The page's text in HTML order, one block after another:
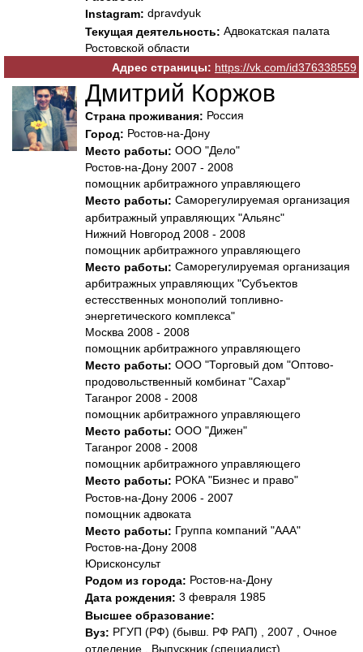
Instagram: dpravdyuk
Текущая деятельность: Адвокатская палата
Ростовской области
Адрес страницы: https://vk.com/id376338559
Дмитрий Коржов
Страна проживания: Россия
Город: Ростов-на-Дону
Место работы: ООО "Дело"
Ростов-на-Дону 2007 - 2008
помощник арбитражного управляющего
Место работы: Саморегулируемая организация
арбитражный управляющих "Альянс"
Нижний Новгород 2008 - 2008
помощник арбитражного управляющего
Место работы: Саморегулируемая организация
арбитражных управляющих "Субъектов
естесственных монополий топливно-
энергетического комплекса"
Москва 2008 - 2008
помощник арбитражного управляющего
Место работы: ООО "Торговый дом "Оптово-
продовольственный комбинат "Сахар"
Таганрог 2008 - 2008
помощник арбитражного управляющего
Место работы: ООО "Дижен"
Таганрог 2008 - 2008
помощник арбитражного управляющего
Место работы: РОКА "Бизнес и право"
Ростов-на-Дону 2006 - 2007
помощник адвоката
Место работы: Группа компаний "ААА"
Ростов-на-Дону 2008
Юрисконсульт
Родом из города: Ростов-на-Дону
Дата рождения: 3 февраля 1985
Высшее образование:
Вуз: РГУП (РФ) (бывш. РФ РАП) , 2007 , Очное
отделение , Выпускник (специалист)